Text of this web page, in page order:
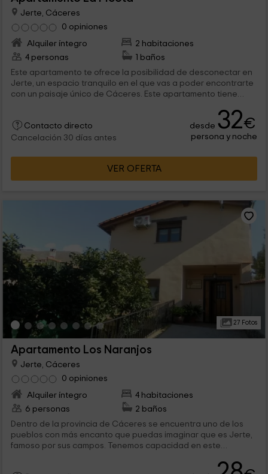
Jerte, Cáceres
0 opiniones
Alquiler íntegro
2 habitaciones
4 personas
1 baños
Este apartamento te ofrece la posibilidad de desconectar en
Jerte, un espacio tranquilo en el que vas a poder encontrarte
con un paisaje único de Cáceres. Este apartamento tiene
esperamos!
Contacto directo
Cancelación 30 días antes
desde 32€
persona y noche
VER OFERTA
27 Fotos
Apartamento Los Naranjos
Jerte, Cáceres
0 opiniones
Alquiler íntegro
4 habitaciones
6 personas
2 baños
Dentro de la provincia de Cáceres se encuentra uno de los
pueblos con más encanto que puedas imaginar que es Jerte,
famoso por sus campos. Tenemos capacidad en este
montón de comodidades para que te sientas como en casa.